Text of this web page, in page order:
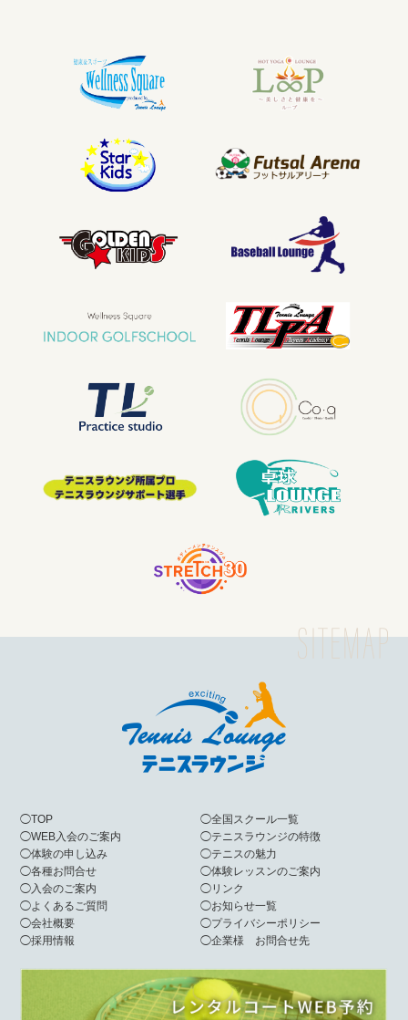
◯TOP
◯WEB入会のご案内
◯体験の申し込み
◯各種お問合せ
◯全国スクール一覧
◯テニスラウンジの特徴
◯テニスの魅力
◯体験レッスンのご案内
◯ 入会のご案内
◯よくあるご質問
◯会社概要
◯採用情報
◯リンク
◯お知らせ一覧
◯プライバシーポリシー
◯企業様 お問合せ先